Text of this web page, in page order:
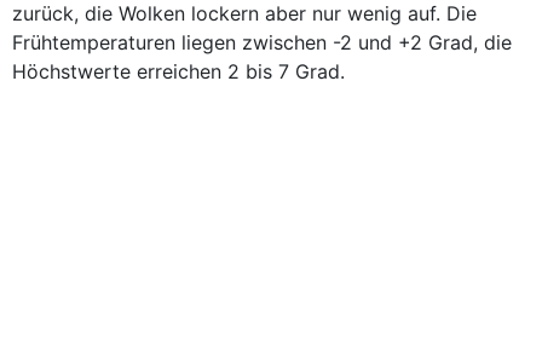
zurück, die Wolken lockern aber nur wenig auf. Die
Frühtemperaturen liegen zwischen -2 und +2 Grad, die
Höchstwerte erreichen 2 bis 7 Grad.